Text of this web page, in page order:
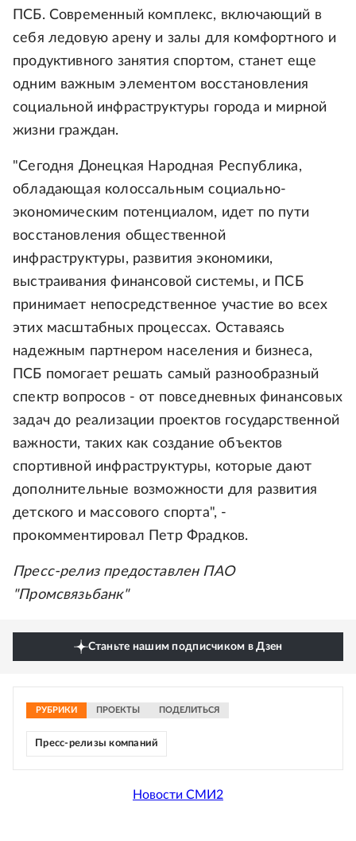
ПСБ. Современный комплекс, включающий в
себя ледовую арену и залы для комфортного и
продуктивного занятия спортом, станет еще
одним важным элементом восстановления
социальной инфраструктуры города и мирной
жизни граждан.
"Сегодня Донецкая Народная Республика,
обладающая колоссальным социально-
экономическим потенциалом, идет по пути
восстановления общественной
инфраструктуры, развития экономики,
выстраивания финансовой системы, и ПСБ
принимает непосредственное участие во всех
этих масштабных процессах. Оставаясь
надежным партнером населения и бизнеса,
ПСБ помогает решать самый разнообразный
спектр вопросов - от повседневных финансовых
задач до реализации проектов государственной
важности, таких как создание объектов
спортивной инфраструктуры, которые дают
дополнительные возможности для развития
детского и массового спорта", -
прокомментировал Петр Фрадков.
Пресс-релиз предоставлен ПАО
"Промсвязьбанк"
Станьте нашим подписчиком в Дзен
РУБРИКИ ПРОЕКТЫ ПОДЕЛИТЬСЯ
Пресс-релизы компаний
Новости СМИ2